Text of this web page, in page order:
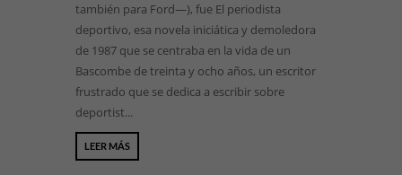
también para Ford—), fue El periodista
deportivo, esa novela iniciática y demoledora
de 1987 que se centraba en la vida de un
Bascombe de treinta y ocho años, un escritor
frustrado que se dedica a escribir sobre
deportist...
LEER MÁS